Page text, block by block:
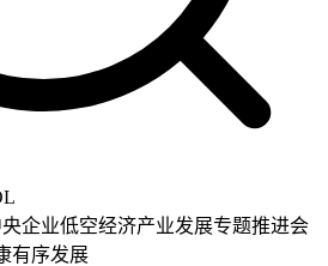
企业低空经济产业发展专题推进会
有序发展